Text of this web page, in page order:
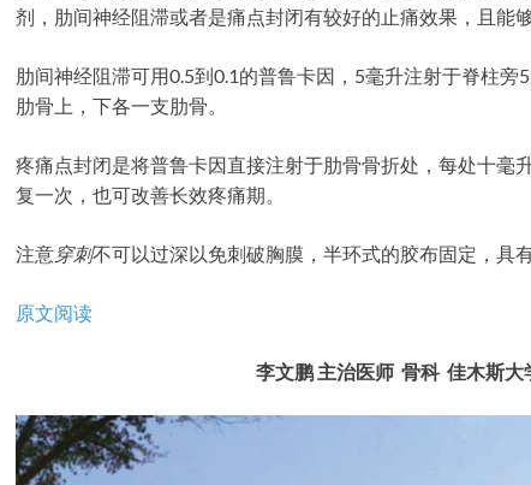
剂，肋间神经阻滞或者是痛点封闭有较好的止痛效果，且能
肋间神经阻滞可用0.5到0.1的普鲁卡因，5毫升注射于脊柱
肋骨上，下各一支肋骨。
疼痛点封闭是将普鲁卡因直接注射于肋骨骨折处，每处十毫
复一次，也可改善长效疼痛期。
注意穿刺不可以过深以免刺破胸膜，半环式的胶布固定，具
原文阅读
李文鹏主治医师 骨科 佳木斯大